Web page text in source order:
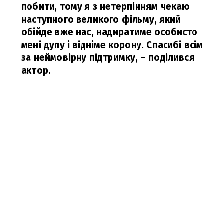
побити, тому я з нетерпінням чекаю
наступного великого фільму, який
обійде вже нас, надиратиме особисто
мені дупу і відніме корону. Спасибі всім
за неймовірну підтримку, – поділився
актор.